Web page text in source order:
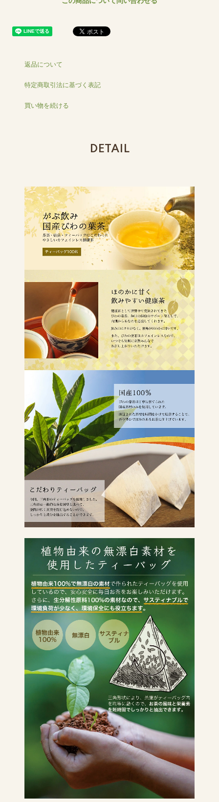
返品について
特定商取引法に基づく表記
買い物を続ける
DETAIL